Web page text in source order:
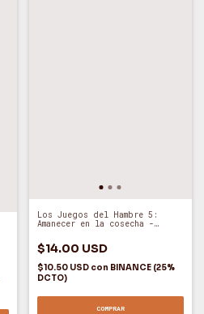
Los Juegos del Hambre 5:
Amanecer en la cosecha -
$14.00 USD
$10.50 USD con BINANCE (25%
DCTO)
COMPRAR